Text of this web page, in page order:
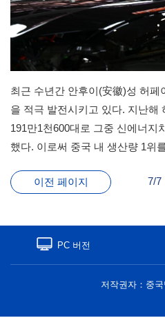
최근 수년간 안후이(安徽)성 허페
을 적극 발전시키고 있다. 지난해
191만1천600대로 그중 신에너지
했다. 이로써 중국 내 생산량 1위
이전 페이지 7/7
PC 버전
저작권자：중